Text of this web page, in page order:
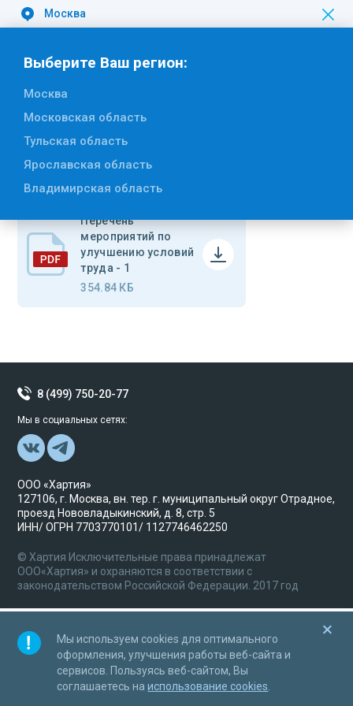
Москва
Выберите Ваш регион:
Москва
Московская область
Тульская область
Ярославская область
Владимирская область
Вернуться к списку
Перечень мероприятий по
улучшению условий труда - 1
Перечень
мероприятий по
улучшению условий
труда - 1
354.84 КБ
8 (499) 750-20-77
Мы в социальных сетях:
ООО «Хартия»
127106, г. Москва, вн. тер. г. муниципальный округ Отрадное,
проезд Нововладыкинский, д. 8, стр. 5
ИНН/ ОГРН 7703770101/ 1127746462250
© Хартия Исключительные права принадлежат
ООО«Хартия» и охраняются в соответствии с
законодательством Российской Федерации. 2017 год
Мы используем cookies для оптимального
оформления, улучшения работы веб-сайта и
сервисов. Пользуясь веб-сайтом, Вы
соглашаетесь наиспользование cookies